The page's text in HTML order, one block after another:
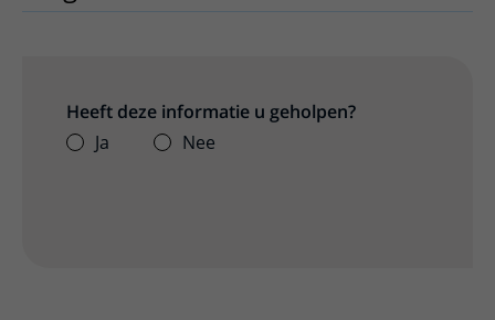
Heeft deze informatie u geholpen?
Ja
Nee